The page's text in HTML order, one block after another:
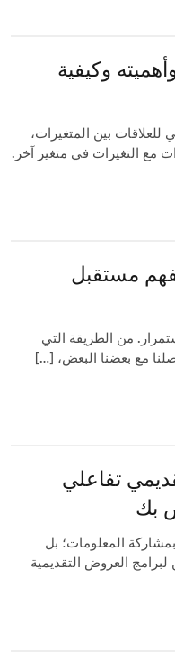
وكيفية
للعلاقات بين المتغيرات،
مع التغيرات في متغير آخر.
لفهم مستقبل
من الطريقة التي
مع بعضنا البعض، […]
تقديمي تفاعلي
بك
المعلومات؛ بل
العروض التقديمية